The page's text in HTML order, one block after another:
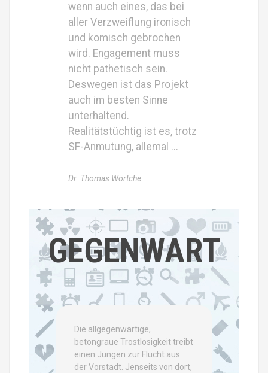
wenn auch eines, das bei
aller Verzweiflung ironisch
und komisch gebrochen
wird. Engagement muss
nicht pathetisch sein.
Deswegen ist das Projekt
auch im besten Sinne
unterhaltend.
Realitätstüchtig ist es, trotz
SF-Anmutung, allemal ...
Dr. Thomas Wörtche
GEGENWART
Die allgegenwärtige,
betongraue Trostlosigkeit treibt
einen Jungen zur Flucht aus
der Vorstadt. Jenseits von dort,